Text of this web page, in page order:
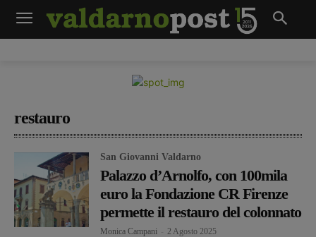
restauro
San Giovanni Valdarno
Palazzo d’Arnolfo, con 100mila
euro la Fondazione CR Firenze
permette il restauro del colonnato
Monica Campani 2 Agosto 2025